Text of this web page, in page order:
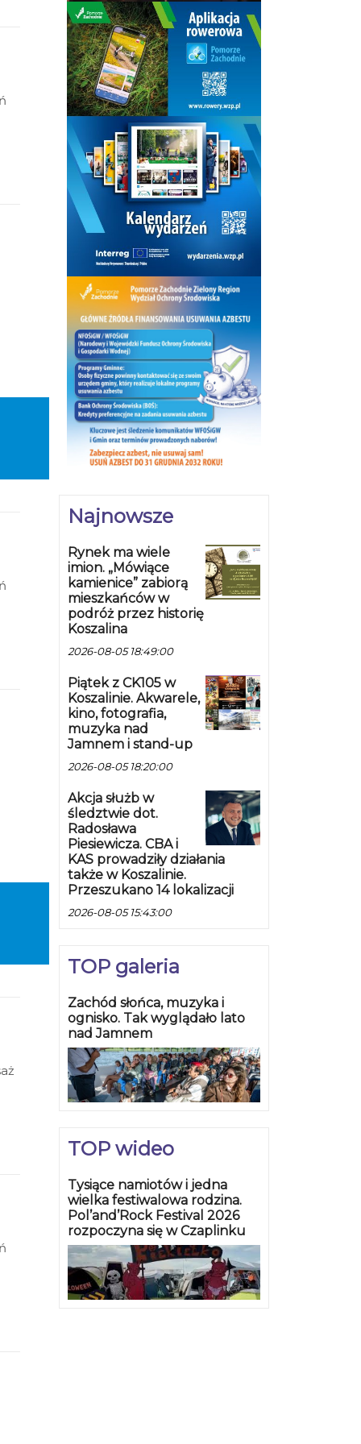
Najnowsze
Rynek ma wiele
imion. „Mówiące
kamienice” zabiorą
mieszkańców w
podróż przez historię
Koszalina
2026-08-05 18:49:00
Piątek z CK105 w
Koszalinie. Akwarele,
kino, fotografia,
muzyka nad
Jamnem i stand-up
2026-08-05 18:20:00
Akcja służb w
śledztwie dot.
Radosława
Piesiewicza. CBA i
KAS prowadziły działania
także w Koszalinie.
Przeszukano 14 lokalizacji
2026-08-05 15:43:00
TOP galeria
Zachód słońca, muzyka i
ognisko. Tak wyglądało lato
nad Jamnem
TOP wideo
Tysiące namiotów i jedna
wielka festiwalowa rodzina.
Pol’and’Rock Festival 2026
rozpoczyna się w Czaplinku